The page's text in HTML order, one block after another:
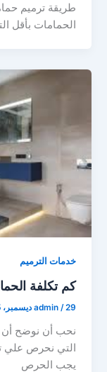
طريقة ترميم
الحمامات بأقل
خدمات الترميم
كم تكلفة
admin /29 ديسمبر، 2025
نحب أن نوضح أن
التي نحرص علي
يجب الحرص